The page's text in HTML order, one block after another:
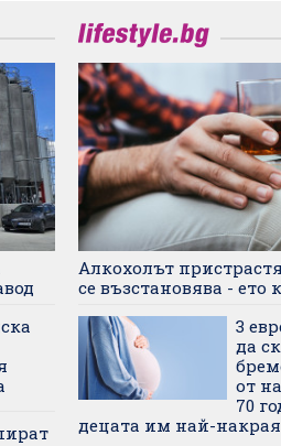
Алкохолът
се възстановява - ето
3
да
от
70
децата им най-